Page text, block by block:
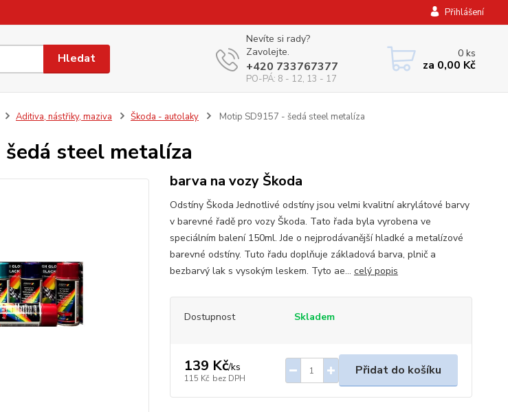
Přihlášení
Hledat
Nevíte si rady?
Zavolejte.
+420 733767377
PO-PÁ: 8 - 12, 13 - 17
0 ks
za 0,00 Kč
Aditiva, nástřiky, maziva Škoda - autolaky Motip SD9157 - šedá steel metalíza
steel metalíza
barva na vozy Škoda
Odstíny Škoda Jednotlivé odstíny jsou velmi kvalitní akrylátové barvy
v barevné řadě pro vozy Škoda. Tato řada byla vyrobena ve
speciálním balení 150ml. Jde o nejprodávanější hladké a metalízové
barevné odstíny. Tuto řadu doplňuje základová barva, plnič a
bezbarvý lak s vysokým leskem. Tyto ae... celý popis
Dostupnost Skladem
139 Kč/ks
115 Kč bez DPH
Přidat do košíku